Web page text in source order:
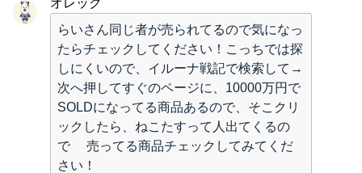
オレック
らいさん同じ者が売られてるので気になっ
たらチェックしてください！こっちでは探
しにくいので、イルーナ戦記で検索して→
次へ押してすぐのページに、10000万円で
SOLDになってる商品あるので、そこクリ
ックしたら、ねこたすって人出てくるの
で 売ってる商品チェックしてみてくだ
さい！